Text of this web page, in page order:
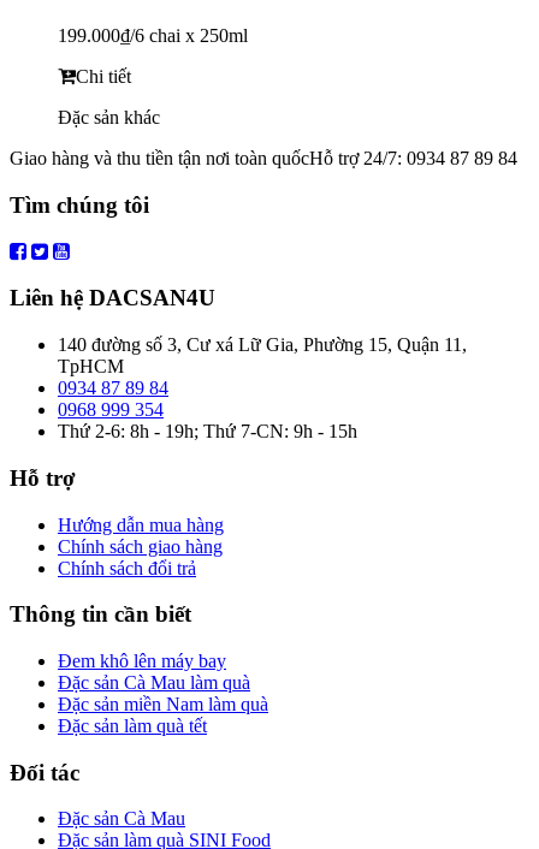
199.000₫/6 chai x 250ml
Chi tiết
Đặc sản khác
Giao hàng và thu tiền tận nơi toàn quốcHỗ trợ 24/7: 0934 87 89 84
Tìm chúng tôi
Liên hệ DACSAN4U
140 đường số 3, Cư xá Lữ Gia, Phường 15, Quận 11,
TpHCM
0934 87 89 84
0968 999 354
Thứ 2-6: 8h - 19h; Thứ 7-CN: 9h - 15h
Hỗ trợ
Hướng dẫn mua hàng
Chính sách giao hàng
Chính sách đổi trả
Thông tin cần biết
Đem khô lên máy bay
Đặc sản Cà Mau làm quà
Đặc sản miền Nam làm quà
Đặc sản làm quà tết
Đối tác
Đặc sản Cà Mau
Đặc sản làm quà SINI Food